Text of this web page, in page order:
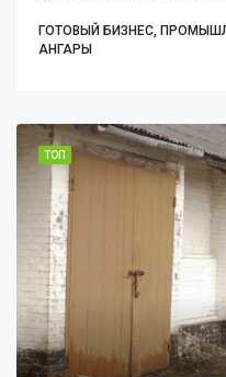
ГОТОВЫЙ БИЗНЕС,
АНГАРЫ
ТОП